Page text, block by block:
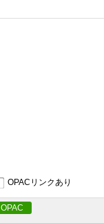
OPACリンクあり
OPAC